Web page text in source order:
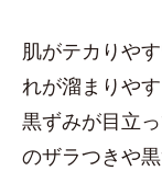
肌がテカりや
れが溜まりや
黒ずみが目立
のザラつきや